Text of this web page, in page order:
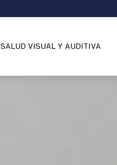
SALUD VISUAL Y AUDITIVA